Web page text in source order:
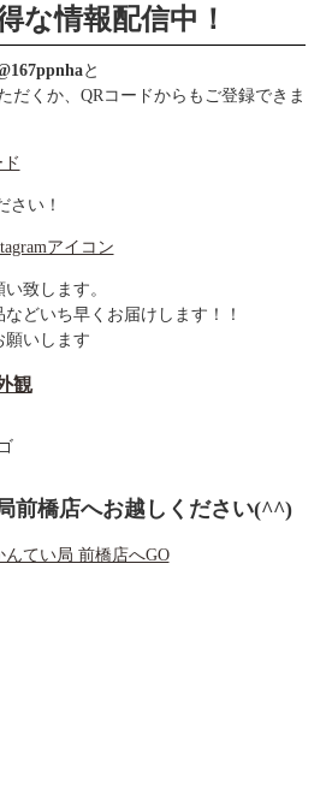
な情報配信中！
と
だくか、QRコードからもご登録できま
さい！
致します。
どいち早くお届けします！！
願いします
前橋店へお越しください(^^)
てい局 前橋店へGO